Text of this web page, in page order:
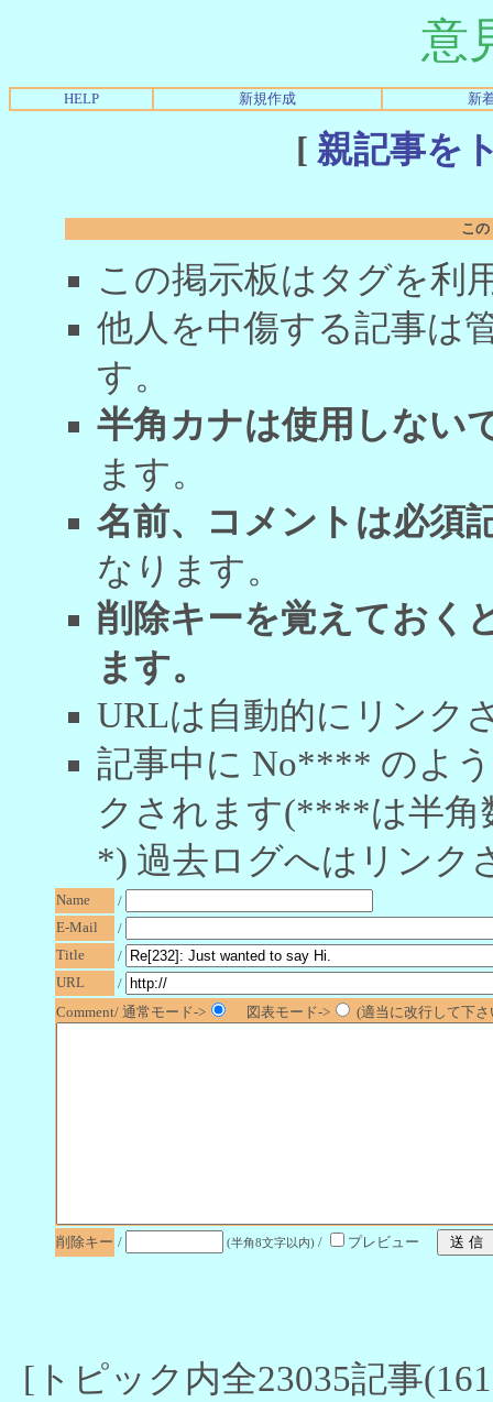
意
HELP 新規作成 新
[ 親記事を
こ
この掲示板はタグを利
他人を中傷する記事は
す。
半角カナは使用しない
ます。
名前、コメントは必須
なります。
削除キーを覚えておく
ます。
URLは自動的にリンク
記事中に No**** のよ
クされます(****は半角
*) 過去ログへはリンク
Name
/
E-Mail
/
Title
/
URL
/
Comment/ 通常モード->
図表モード-> (適当に改行して下
削除キー / (半角8文字以内) / プレビュー
[トピック内全23035記事